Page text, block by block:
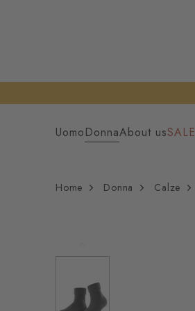
UomoDonnaAbout usSALE
Home Donna Calze